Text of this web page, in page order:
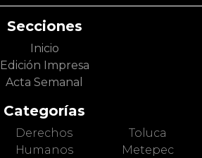
Secciones
Inicio
Edición Impresa
Acta Semanal
Categorías
Derechos
Humanos
Toluca
Metepec